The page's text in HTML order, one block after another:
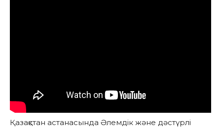
Қазақстан астанасында Әлемдік және дәстүрлі